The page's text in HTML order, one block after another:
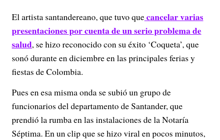
El artista santandereano, que tuvo quecancelar varias
presentaciones por cuenta de un serio problema de
salud, se hizo reconocido con su éxito ‘Coqueta’, que
sonó durante en diciembre en las principales ferias y
fiestas de Colombia.
Pues en esa misma onda se subió un grupo de
funcionarios del departamento de Santander, que
prendió la rumba en las instalaciones de la Notaría
Séptima. En un clip que se hizo viral en pocos minutos,